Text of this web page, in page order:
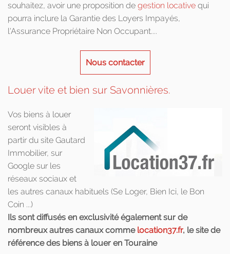
souhaitez, avoir une proposition de gestion locative qui
pourra inclure la Garantie des Loyers Impayés,
l'Assurance Propriétaire Non Occupant....
Nous contacter
Louer vite et bien sur Savonnières.
Vos biens à louer
seront visibles à
partir du site Gautard
Immobilier, sur
Google sur les
réseaux sociaux et
les autres canaux habituels (Se Loger, Bien Ici, le Bon
Coin ...)
Ils sont diffusés en exclusivité également sur de
nombreux autres canaux comme location37.fr, le site de
référence des biens à louer en Touraine